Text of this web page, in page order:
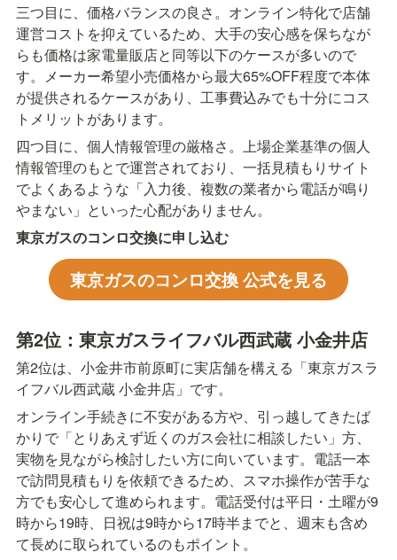
三つ目に、価格バランスの良さ。オンライン特化で店舗
運営コストを抑えているため、大手の安心感を保ちなが
らも価格は家電量販店と同等以下のケースが多いので
す。メーカー希望小売価格から最大65%OFF程度で本体
が提供されるケースがあり、工事費込みでも十分にコス
トメリットがあります。
四つ目に、個人情報管理の厳格さ。上場企業基準の個人
情報管理のもとで運営されており、一括見積もりサイト
でよくあるような「入力後、複数の業者から電話が鳴り
やまない」といった心配がありません。
東京ガスのコンロ交換に申し込む
東京ガスのコンロ交換 公式を見る
第2位：東京ガスライフバル西武蔵 小金井店
第2位は、小金井市前原町に実店舗を構える「東京ガスラ
イフバル西武蔵 小金井店」です。
オンライン手続きに不安がある方や、引っ越してきたば
かりで「とりあえず近くのガス会社に相談したい」方、
実物を見ながら検討したい方に向いています。電話一本
で訪問見積もりを依頼できるため、スマホ操作が苦手な
方でも安心して進められます。電話受付は平日・土曜が9
時から19時、日祝は9時から17時半までと、週末も含め
て長めに取られているのもポイント。